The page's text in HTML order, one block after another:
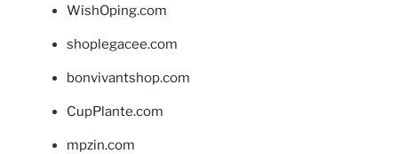
WishOping.com
shoplegacee.com
bonvivantshop.com
CupPlante.com
mpzin.com